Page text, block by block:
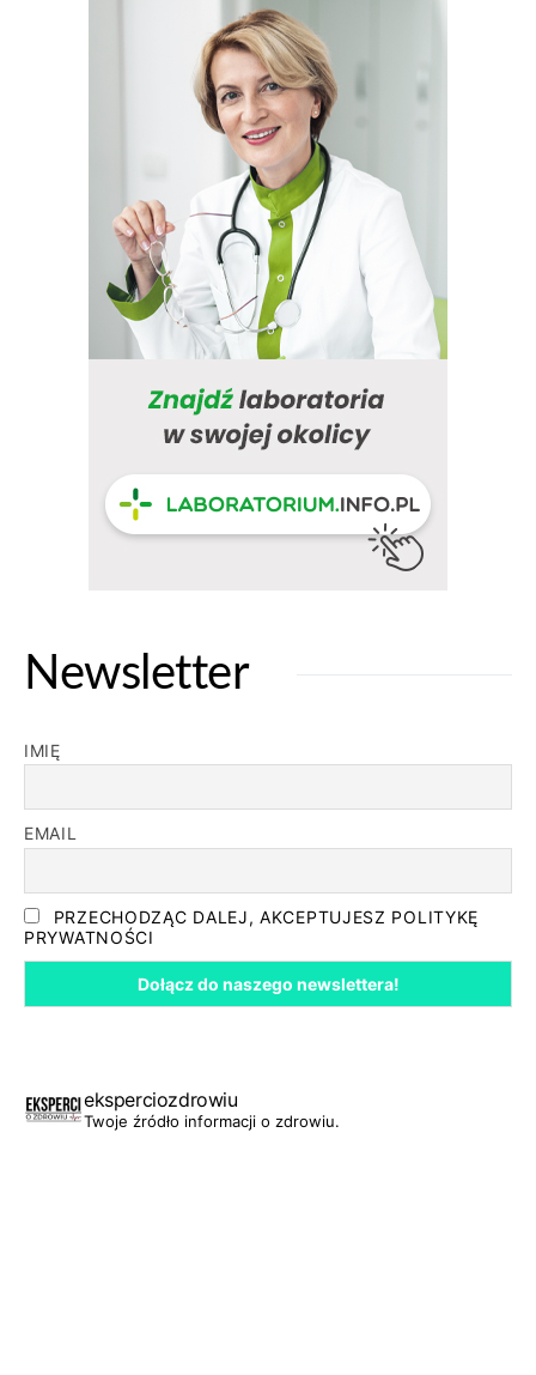
Newsletter
IMIĘ
EMAIL
PRZECHODZĄC DALEJ, AKCEPTUJESZ POLITYKĘ
PRYWATNOŚCI
eksperciozdrowiu
Twoje źródło informacji o zdrowiu.